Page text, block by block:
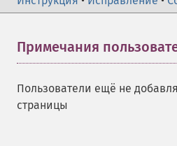
Примечания
Пользователи ещё не
страницы